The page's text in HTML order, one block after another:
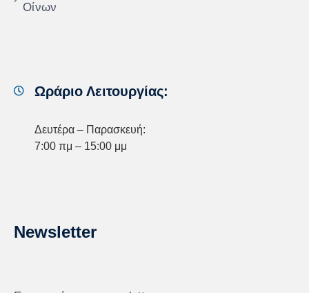
Οίνων
Ωράριο Λειτουργίας:
Δευτέρα – Παρασκευή:
7:00 πμ – 15:00 μμ
Newsletter